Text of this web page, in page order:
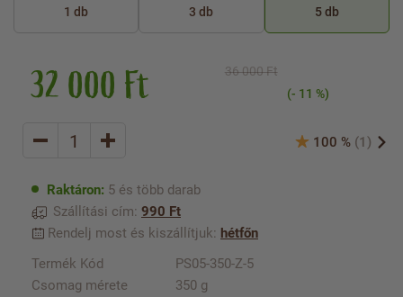
1 db 3 db 5 db
100 % (1)
(- 11 %)
36 000 Ft
32 000 Ft
Raktáron: 5 és több darab
Szállítási cím: 990 Ft
Rendelj most és kiszállítjuk: hétfőn
Termék Kód
PS05-350-Z-5
Csomag mérete
350 g